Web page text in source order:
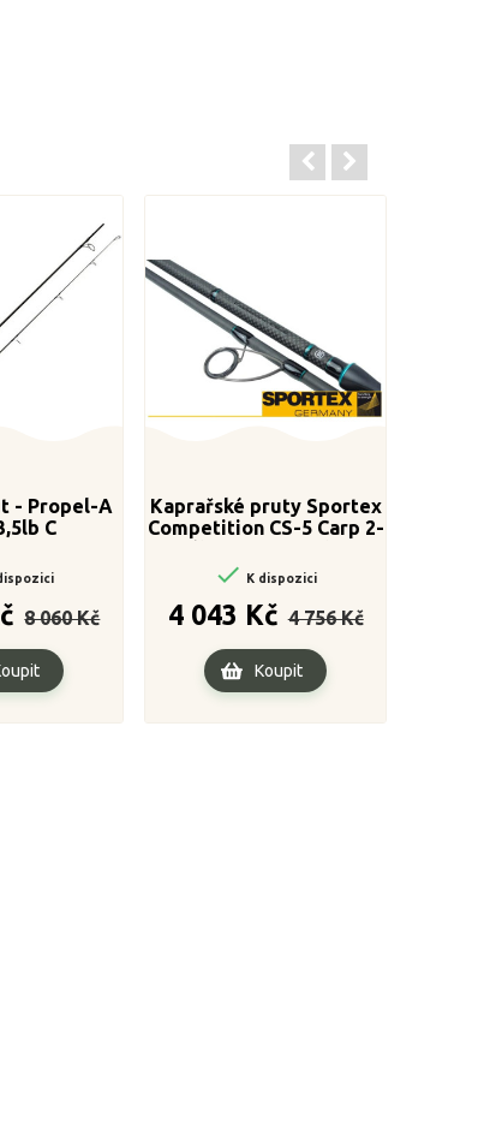
- Propel-A
C
cena
8 060 Kč
Kaprařské pruty Sportex
Competition CS-5 Carp 2-
 K dispozici
4 043 Kč cena
4 756 Kč
Cena
Koupit